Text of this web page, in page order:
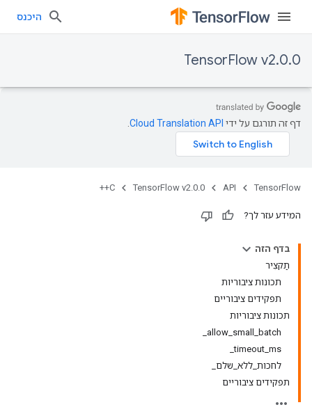
היכנס
TensorFlow v2.0.0
דף זה תורגם על ידי Cloud Translation API
TensorFlow
API
TensorFlow v2.0.0
C++
המידע עזר לך?
בדף הזה
תַקצִיר
תכונות ציבוריות
תפקידים ציבוריים
תכונות ציבוריות
allow_small_batch_
timeout_ms_
לחכות_ללא_שלם_
תפקידים ציבוריים